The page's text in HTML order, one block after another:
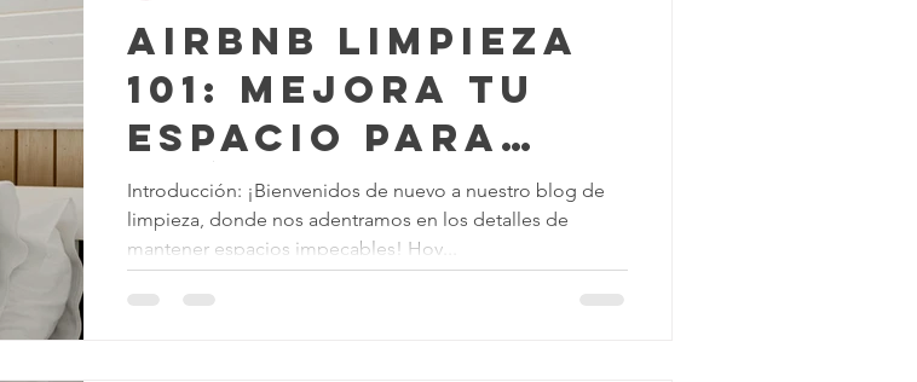
Airbnb Limpieza
101: Mejora tu
Espacio para
Huéspedes
Felices
Introducción: ¡Bienvenidos de nuevo a nuestro blog de
limpieza, donde nos adentramos en los detalles de
mantener espacios impecables! Hoy...